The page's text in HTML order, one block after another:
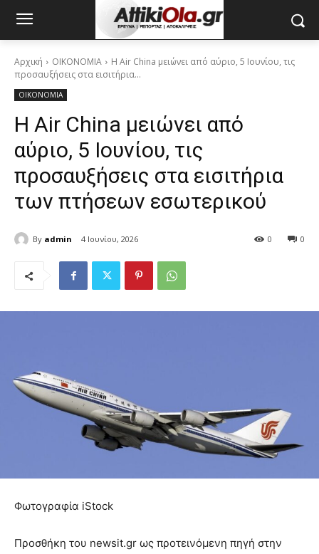
Αρχική ΟΙΚΟΝΟΜΙΑ
Η Air China μειώνει από αύριο, 5 Ιουνίου, τις
προσαυξήσεις στα εισιτήρια...
ΟΙΚΟΝΟΜΙΑ
Η Air China μειώνει από
αύριο, 5 Ιουνίου, τις
προσαυξήσεις στα εισιτήρια
των πτήσεων εσωτερικού
By admin 4 Ιουνίου, 2026 0
0
Φωτογραφία iStock
Προσθήκη του newsit.gr ως προτεινόμενη πηγή στην